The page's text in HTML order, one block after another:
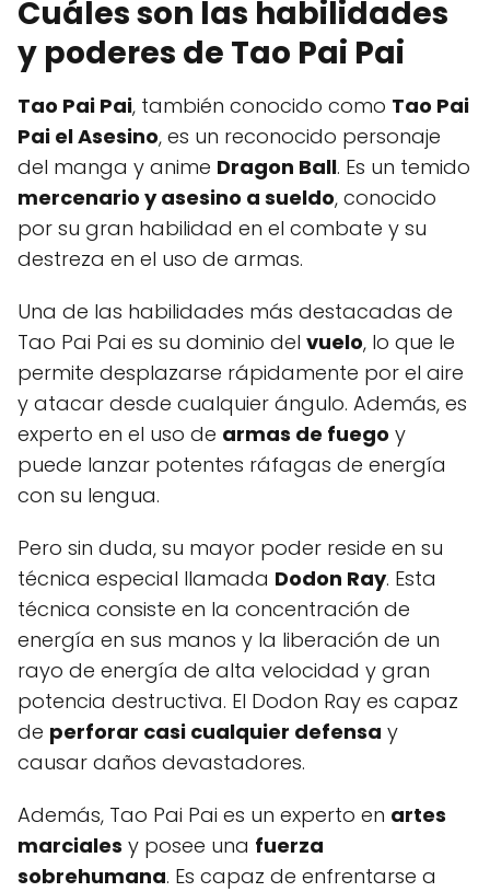
Cuáles son las habilidades
y poderes de Tao Pai Pai
Tao Pai Pai, también conocido como Tao Pai
Pai el Asesino, es un reconocido personaje
del manga y anime Dragon Ball. Es un temido
mercenario y asesino a sueldo, conocido
por su gran habilidad en el combate y su
destreza en el uso de armas.
Una de las habilidades más destacadas de
Tao Pai Pai es su dominio del vuelo, lo que le
permite desplazarse rápidamente por el aire
y atacar desde cualquier ángulo. Además, es
experto en el uso de armas de fuego y
puede lanzar potentes ráfagas de energía
con su lengua.
Pero sin duda, su mayor poder reside en su
técnica especial llamada Dodon Ray. Esta
técnica consiste en la concentración de
energía en sus manos y la liberación de un
rayo de energía de alta velocidad y gran
potencia destructiva. El Dodon Ray es capaz
de perforar casi cualquier defensa y
causar daños devastadores.
Además, Tao Pai Pai es un experto en artes
marciales y posee una fuerza
sobrehumana. Es capaz de enfrentarse a